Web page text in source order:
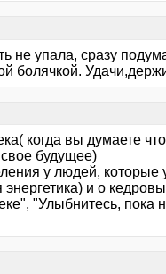
не упала, сразу
болячкой.
когда вы думаете
будущее)
у людей,
и о
"Улыбнитесь, пока